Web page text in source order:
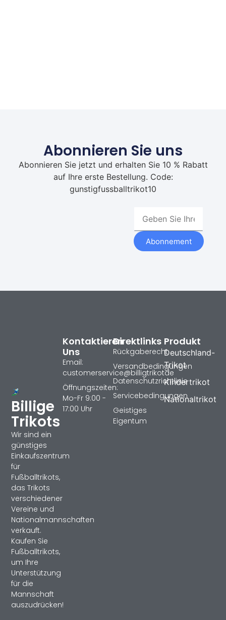
Abonnieren Sie uns
Abonnieren Sie jetzt und erhalten Sie 10 % Rabatt
auf Ihre erste Bestellung. Code:
gunstigfussballtrikot10
Abonnement
Billige
Trikots
Wir sind ein
günstiges
Einkaufszentrum
für
Fußballtrikots,
das Trikots
verschiedener
Vereine und
Nationalmannschaften
verkauft.
Kaufen Sie
Fußballtrikots,
um Ihre
Unterstützung
für die
Mannschaft
auszudrücken!
Produkt
Deutschland-
Trikot
Kindertrikot
Nationaltrikot
Direktlinks
Rückgaberecht
Versandbedingungen
Datenschutzrichtlinie
Servicebedingungen
Geistiges
Eigentum
Kontaktieren
Uns
Email:
customerservice@billigtrikotde
Öffnungszeiten:
Mo-Fr 9:00 -
17:00 Uhr